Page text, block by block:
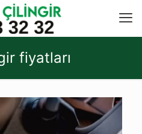
fiyatları